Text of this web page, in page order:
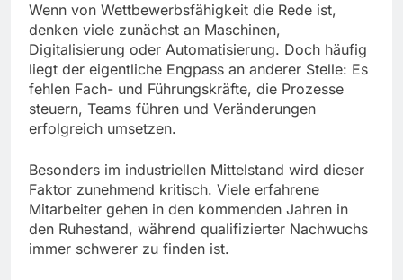
Wenn von Wettbewerbsfähigkeit die Rede ist,
denken viele zunächst an Maschinen,
Digitalisierung oder Automatisierung. Doch häufig
liegt der eigentliche Engpass an anderer Stelle: Es
fehlen Fach- und Führungskräfte, die Prozesse
steuern, Teams führen und Veränderungen
erfolgreich umsetzen.
Besonders im industriellen Mittelstand wird dieser
Faktor zunehmend kritisch. Viele erfahrene
Mitarbeiter gehen in den kommenden Jahren in
den Ruhestand, während qualifizierter Nachwuchs
immer schwerer zu finden ist.